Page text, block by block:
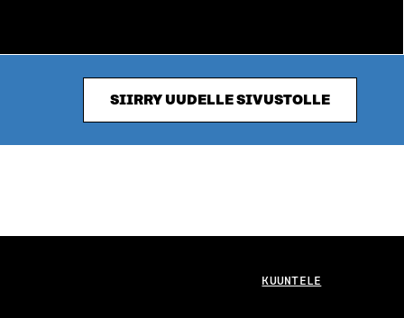
SIIRRY UUDELLE SIVUSTOLLE
KUUNTELE